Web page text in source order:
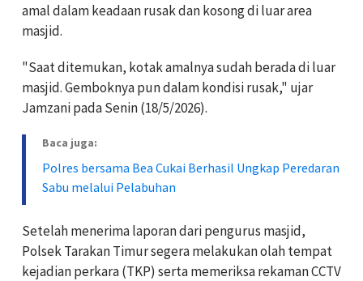
amal dalam keadaan rusak dan kosong di luar area
masjid.
"Saat ditemukan, kotak amalnya sudah berada di luar
masjid. Gemboknya pun dalam kondisi rusak," ujar
Jamzani pada Senin (18/5/2026).
Baca juga:
Polres bersama Bea Cukai Berhasil Ungkap Peredaran
Sabu melalui Pelabuhan
Setelah menerima laporan dari pengurus masjid,
Polsek Tarakan Timur segera melakukan olah tempat
kejadian perkara (TKP) serta memeriksa rekaman CCTV